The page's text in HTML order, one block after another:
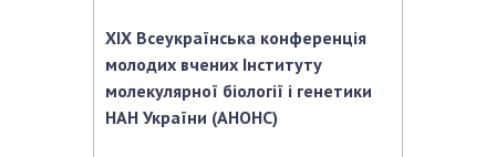
ХІХ Всеукраїнська конференція
молодих вчених Інституту
молекулярної біології і генетики
НАН України (АНОНС)